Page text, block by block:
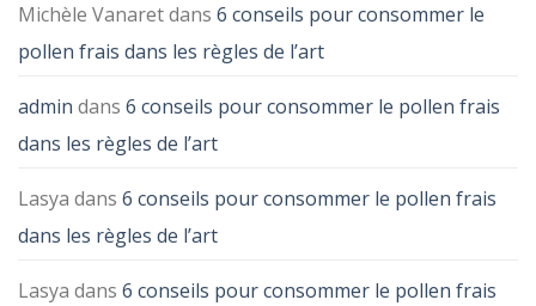
Michèle Vanaretdans 6 conseils pour consommer le
pollen frais dans les règles de l’art
admin dans 6 conseils pour consommer le pollen frais
dans les règles de l’art
Lasya dans 6 conseils pour consommer le pollen frais
dans les règles de l’art
Lasya dans 6 conseils pour consommer le pollen frais